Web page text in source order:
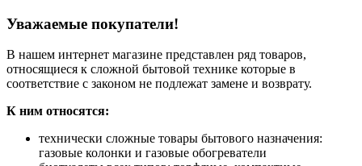
Уважаемые покупатели!
В нашем интернет магазине представлен ряд товаров,
относящиеся к сложной бытовой технике которые в
соответствие с законом не подлежат замене и возврату.
К ним относятся:
технически сложные товары бытового назначения:
газовые колонки и газовые обогреватели